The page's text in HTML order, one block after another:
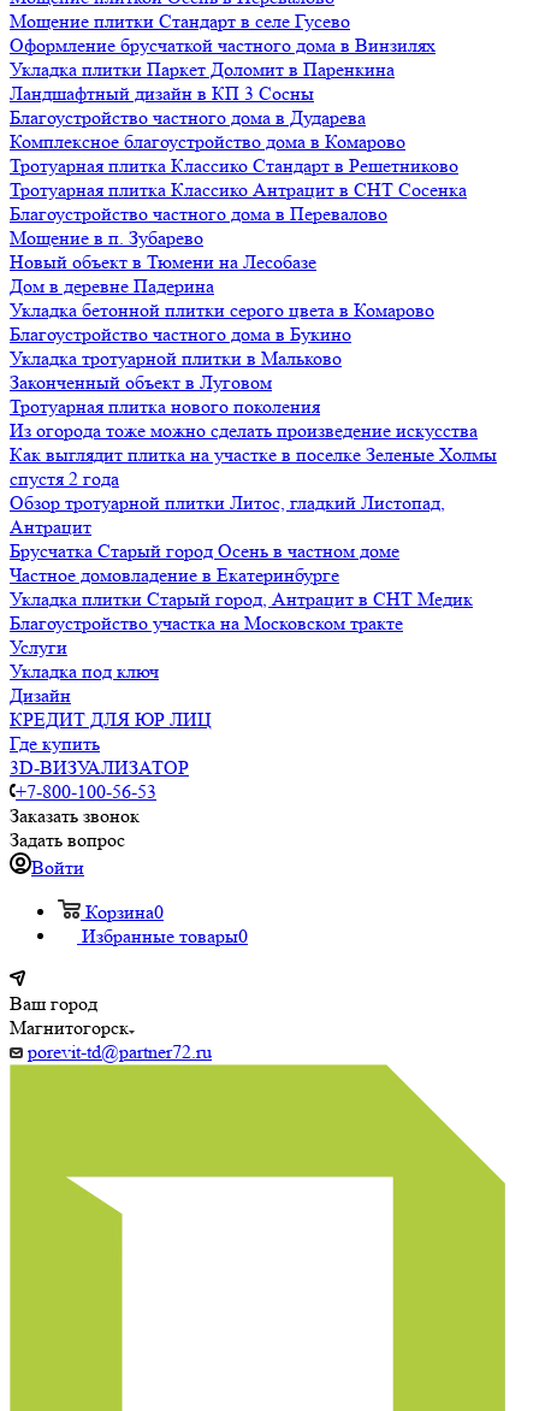
Мощение плитки Стандарт в селе Гусево
Оформление брусчаткой частного дома в Винзилях
Укладка плитки Паркет Доломит в Паренкина
Ландшафтный дизайн в КП 3 Сосны
Благоустройство частного дома в Дударева
Комплексное благоустройство дома в Комарово
Тротуарная плитка Классико Стандарт в Решетниково
Тротуарная плитка Классико Антрацит в СНТ Сосенка
Благоустройство частного дома в Перевалово
Мощение в п. Зубарево
Новый объект в Тюмени на Лесобазе
Дом в деревне Падерина
Укладка бетонной плитки серого цвета в Комарово
Благоустройство частного дома в Букино
Укладка тротуарной плитки в Мальково
Законченный объект в Луговом
Тротуарная плитка нового поколения
Из огорода тоже можно сделать произведение искусства
Как выглядит плитка на участке в поселке Зеленые Холмы
спустя 2 года
Обзор тротуарной плитки Литос, гладкий Листопад,
Антрацит
Брусчатка Старый город Осень в частном доме
Частное домовладение в Екатеринбурге
Укладка плитки Старый город, Антрацит в СНТ Медик
Благоустройство участка на Московском тракте
Услуги
Укладка под ключ
Дизайн
КРЕДИТ ДЛЯ ЮР ЛИЦ
Где купить
3D-ВИЗУАЛИЗАТОР
+7-800-100-56-53
Заказать звонок
Задать вопрос
Войти
Корзина0
Избранные товары0
Ваш город
Магнитогорск
porevit-td@partner72.ru